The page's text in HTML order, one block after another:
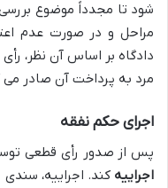
شود تا مجدداً موضوع
مراحل و در صورت عدم
دادگاه بر اساس آن نظر، رأی
مرد به پرداخت آن صادر می
اجرای حکم نفقه
پس از صدور رأی قطعی
اجراییه کند. اجراییه،